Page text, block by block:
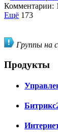
Комментарии: 1
Ещё 173
Группы на
Продукты